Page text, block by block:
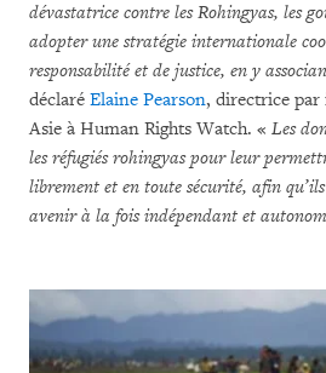
dévastatrice contre les Rohingyas, les
adopter une stratégie internationale
responsabilité et de justice, en y
déclaré Elaine Pearson, directrice
Asie à Human Rights Watch. « Les
les réfugiés rohingyas pour leur
librement et en toute sécurité, afin
avenir à la fois indépendant et